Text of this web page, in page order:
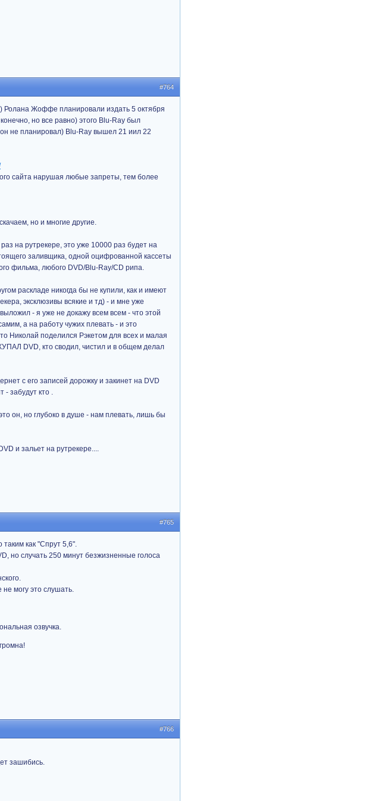
#764
Ролана Жоффе планировали издать 5 октября
но все равно) этого Blu-Ray был
не планировал) Blu-Ray вышел 21 иил 22
сайта нарушая любые запреты, тем более
но и многие другие.
на рутрекере, это уже 10000 раз будет на
заливщика, одной оцифрованной кассеты
фильма, любого DVD/Blu-Ray/CD рипа.
раскладе никогда бы не купили, как и имеют
эксклюзивы всякие и тд) - и мне уже
- я уже не докажу всем всем - что этой
а на работу чужих плевать - и это
Николай поделился Рэкетом для всех и малая
DVD, кто сводил, чистил и в общем делал
с его записей дорожку и закинет на DVD
- забудут кто .
он, но глубоко в душе - нам плевать, лишь бы
и зальет на рутрекере....
#765
таким как "Спрут 5,6".
но случать 250 минут безжизненные голоса
не могу это слушать.
озвучка.
#766
зашибись.